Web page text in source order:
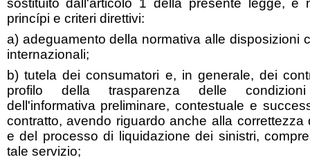
sostituito dall'articolo 1 della presente legge, e
princípi e criteri direttivi:
a) adeguamento della normativa alle disposizioni
internazionali;
b) tutela dei consumatori e, in generale, dei
profilo della trasparenza delle
dell'informativa preliminare, contestuale e
contratto, avendo riguardo anche alla correttezza
e del processo di liquidazione dei sinistri,
tale servizio;